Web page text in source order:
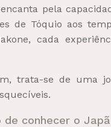
pela
de Tóquio aos
cada
trata-se de uma
de conhecer o